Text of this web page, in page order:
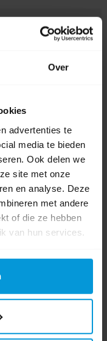
Over
advertenties te
media te bieden
Ook delen we
site met onze
en analyse. Deze
met andere
of die ze hebben
van hun services.